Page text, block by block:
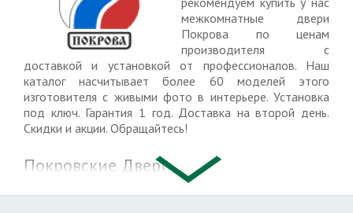
межкомнатные двери
Покрова по ценам
производителя c
доставкой и установкой от профессионалов. Наш
каталог насчитывает более 60 моделей этого
изготовителя с живыми фото в интерьере. Установка
под ключ. Гарантия 1 год. Доставка на второй день.
Скидки и акции. Обращайтесь!
Покровские Двери